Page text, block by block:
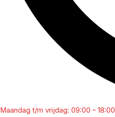
Maandag t/m vrijdag: 09:00 – 18:00